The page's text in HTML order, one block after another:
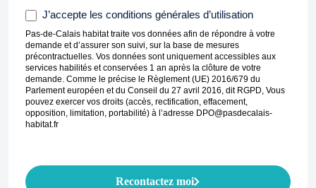
J’accepte les conditions générales d’utilisation
Pas-de-Calais habitat traite vos données afin de répondre à votre
demande et d’assurer son suivi, sur la base de mesures
précontractuelles. Vos données sont uniquement accessibles aux
services habilités et conservées 1 an après la clôture de votre
demande. Comme le précise le Règlement (UE) 2016/679 du
Parlement européen et du Conseil du 27 avril 2016, dit RGPD, Vous
pouvez exercer vos droits (accès, rectification, effacement,
opposition, limitation, portabilité) à l’adresse DPO@pasdecalais-
habitat.fr
Recontactez moi